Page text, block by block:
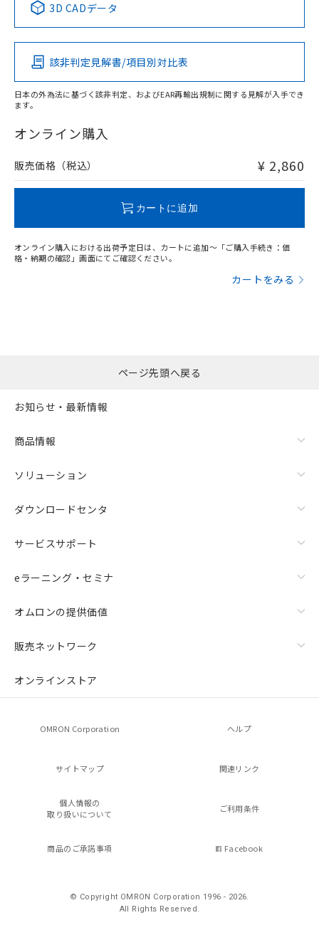
Pb Hg Cd Cr(VI)
O
在庫等で未対応品が混在する可能性があります。
問い合わせください。
3D CADデータ
該非判定見解書/項目別対比表
日本の外為法に基づく該非判定、およびEAR再輸出規制に関する見解が入手でき
ます。
オンライン購入
販売価格（税込） ¥ 2,860
カートに追加
オンライン購入における出荷予定日は、カートに追加～「ご購入手続き：価
格・納期の確認」画面にてご確認ください。
カートをみる
ページ先頭へ戻る
お知らせ・最新情報
商品情報
ソリューション
ダウンロードセンタ
サービスサポート
eラーニング・セミナ
オムロンの提供価値
販売ネットワーク
オンラインストア
OMRON Corporation ヘルプ
サイトマップ 関連リンク
個人情報の
取り扱いについて
ご利用条件
商品のご承諾事項 Facebook
© Copyright OMRON Corporation 1996 - 2026.
All Rights Reserved.